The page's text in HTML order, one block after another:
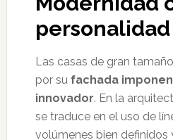
personalidad
Las casas de gran
por su fachada
innovador. En la
se traduce en el uso de
volúmenes bien definidos